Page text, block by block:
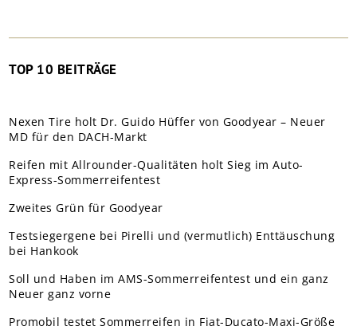
TOP 10 BEITRÄGE
Nexen Tire holt Dr. Guido Hüffer von Goodyear – Neuer
MD für den DACH-Markt
Reifen mit Allrounder-Qualitäten holt Sieg im Auto-
Express-Sommerreifentest
Zweites Grün für Goodyear
Testsiegergene bei Pirelli und (vermutlich) Enttäuschung
bei Hankook
Soll und Haben im AMS-Sommerreifentest und ein ganz
Neuer ganz vorne
Promobil testet Sommerreifen in Fiat-Ducato-Maxi-Größe